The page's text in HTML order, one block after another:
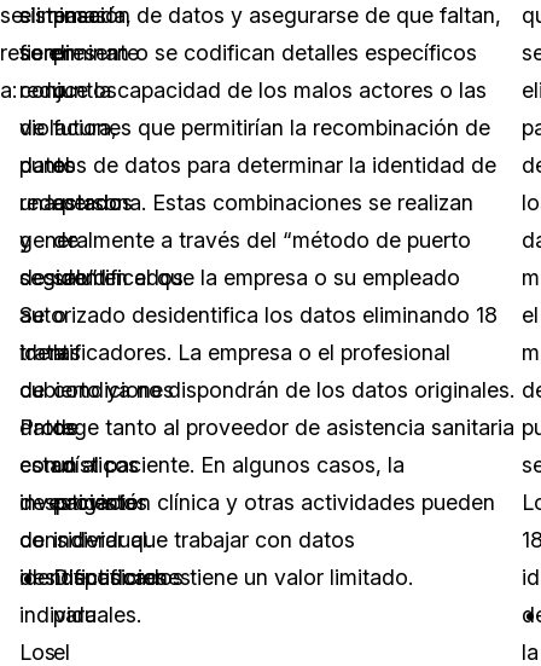
se
refieren
a:
pasada,
presente
o
futura,
el
estado
de
salud
o
las
condiciones
de
un
paciente
individual.
Disposiciones
para
el
sistemas
son
conjuntos
de
datos
redactados
y
desidentificados.
Se
trata
de
datos
estadísticos
desprovistos
de
identificadores
individuales.
Los
eliminación de datos y asegurarse de que faltan,
se eliminan o se codifican detalles específicos
reduce la capacidad de los malos actores o las
violaciones que permitirían la recombinación de
puntos de datos para determinar la identidad de
una persona. Estas combinaciones se realizan
generalmente a través del “método de puerto
seguro” en el que la empresa o su empleado
autorizado desidentifica los datos eliminando 18
identificadores. La empresa o el profesional
cubierto ya no dispondrán de los datos originales.
Protege tanto al proveedor de asistencia sanitaria
como al paciente. En algunos casos, la
investigación clínica y otras actividades pueden
considerar que trabajar con datos
desidentificados tiene un valor limitado.
el
la